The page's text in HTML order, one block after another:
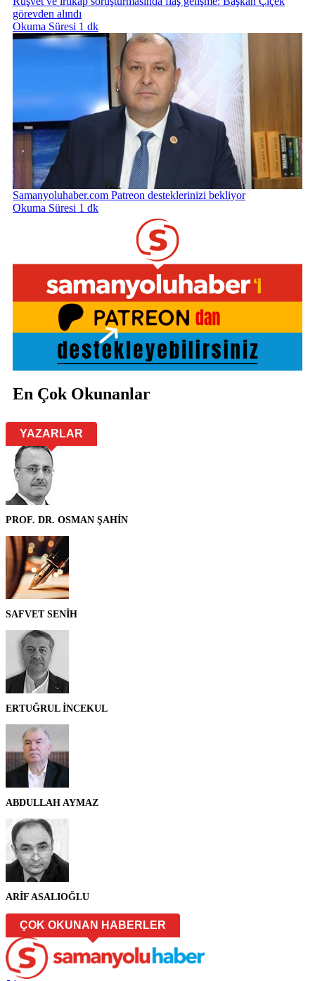
görevden alındı
Okuma Süresi 1 dk
Samanyoluhaber.com Patreon desteklerinizi bekliyor
Okuma Süresi 1 dk
En Çok Okunanlar
YAZARLAR
PROF. DR. OSMAN ŞAHİN
SAFVET SENİH
ERTUĞRUL İNCEKUL
ABDULLAH AYMAZ
ARİF ASALIOĞLU
ÇOK OKUNAN HABERLER